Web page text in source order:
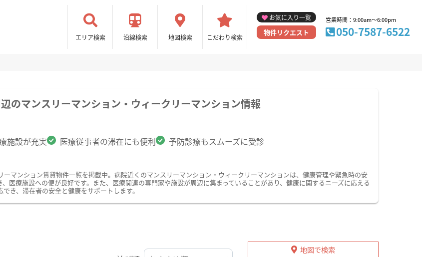
エリア検索 沿線検索 地図検索 こだわり検索
お気に入り一覧
物件リクエスト
営業時間：9:00am～6:00pm
050-7587-6522
のマンスリーマンション・ウィークリーマンション情報
施設が充実 医療従事者の滞在にも便利 予防診療もスムーズに受診
マンション賃貸物件一覧を掲載中。病院近くのマンスリーマンション・ウィークリーマンションは、健康管理や緊急時の安
医療施設への便が良好です。また、医療関連の専門家や施設が周辺に集まっていることがあり、健康に関するニーズに応える
き、滞在者の安全と健康をサポートします。
地図で検索